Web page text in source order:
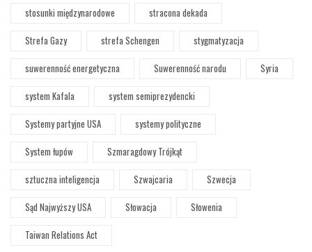
stosunki międzynarodowe
stracona dekada
Strefa Gazy
strefa Schengen
stygmatyzacja
suwerenność energetyczna
Suwerenność narodu
Syria
system Kafala
system semiprezydencki
Systemy partyjne USA
systemy polityczne
System łupów
Szmaragdowy Trójkąt
sztuczna inteligencja
Szwajcaria
Szwecja
Sąd Najwyższy USA
Słowacja
Słowenia
Taiwan Relations Act